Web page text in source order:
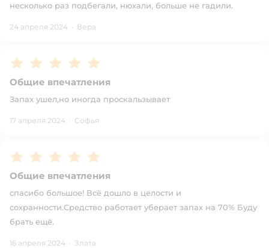
несколько раз подбегали, нюхали, больше не гадили.
24 апреля 2024 · Вера
Рейтинг:5
Общие впечатления
Запах ушел,но иногда проскальзывает
17 апреля 2024 · Софья
Рейтинг:5
Общие впечатления
спасибо большое! Всё дошло в целости и
сохранности.Средство работает уберает запах на 70% Буду
брать ещё.
16 апреля 2024 · Злата